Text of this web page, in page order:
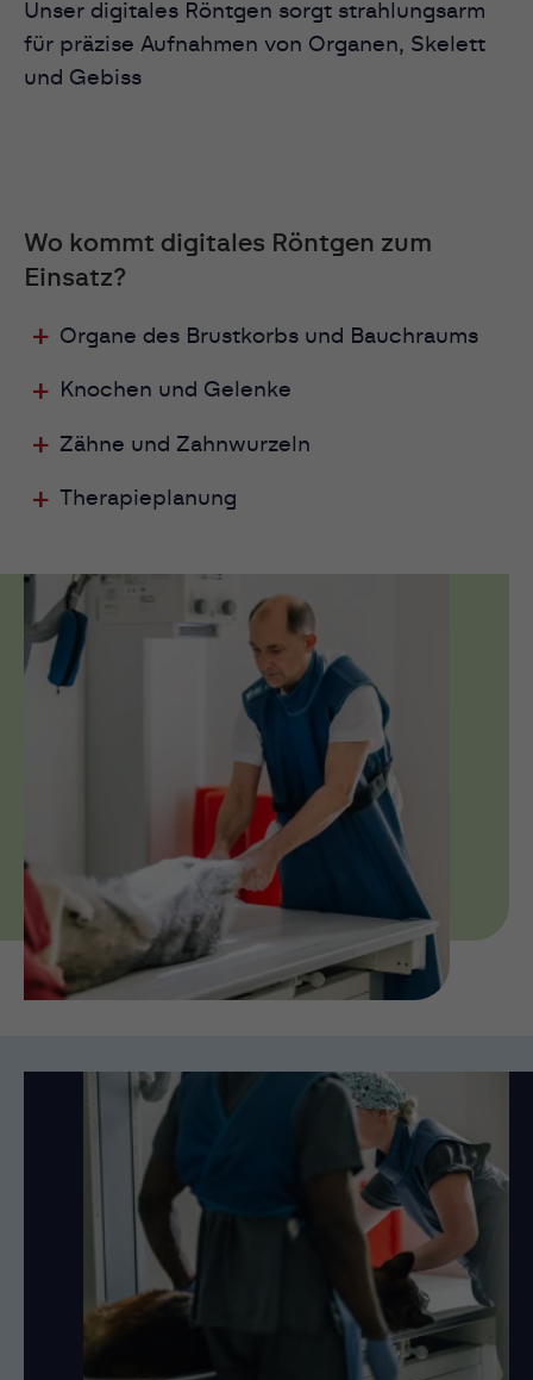
Unser digitales Röntgen sorgt strahlungsarm
für präzise Aufnahmen von Organen, Skelett
und Gebiss
Wo kommt digitales Röntgen zum
Einsatz?
Organe des Brustkorbs und Bauchraums
Knochen und Gelenke
Zähne und Zahnwurzeln
Therapieplanung